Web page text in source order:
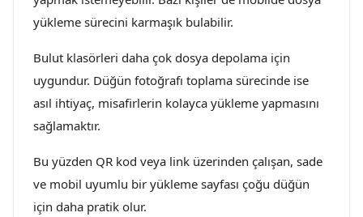
yükleme sürecini karmaşık bulabilir.
Bulut klasörleri daha çok dosya depolama için
uygundur. Düğün fotoğrafı toplama sürecinde ise
asıl ihtiyaç, misafirlerin kolayca yükleme yapmasını
sağlamaktır.
Bu yüzden QR kod veya link üzerinden çalışan, sade
ve mobil uyumlu bir yükleme sayfası çoğu düğün
için daha pratik olur.